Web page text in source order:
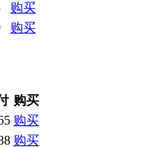
购买
购买
购买
购买
购买